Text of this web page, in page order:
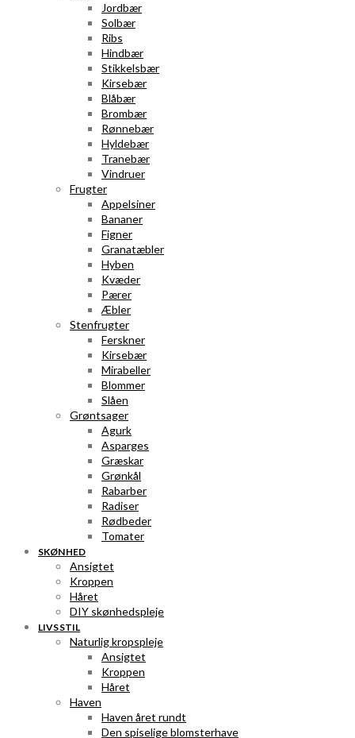
Jordbær
Solbær
Ribs
Hindbær
Stikkelsbær
Kirsebær
Blåbær
Brombær
Rønnebær
Hyldebær
Tranebær
Vindruer
Frugter
Appelsiner
Bananer
Figner
Granatæbler
Hyben
Kvæder
Pærer
Æbler
Stenfrugter
Ferskner
Kirsebær
Mirabeller
Blommer
Slåen
Grøntsager
Agurk
Asparges
Græskar
Grønkål
Rabarber
Radiser
Rødbeder
Tomater
SKØNHED
Ansigtet
Kroppen
Håret
DIY skønhedspleje
LIVSSTIL
Naturlig kropspleje
Ansigtet
Kroppen
Håret
Haven
Haven året rundt
Den spiselige blomsterhave